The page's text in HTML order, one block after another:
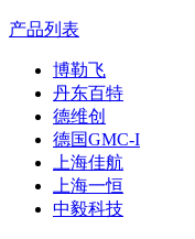
产品列表
博勒飞
丹东百特
德维创
德国GMC-I
上海佳航
上海一恒
中毅科技